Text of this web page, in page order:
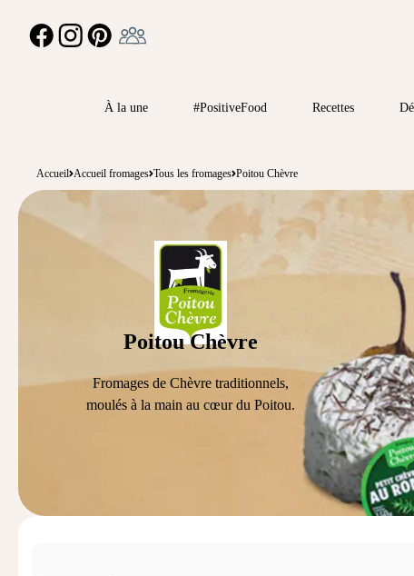
FACEBOOKINSTAGRAMPINTEREST
À la une #PositiveFood Recettes
Accueil Accueil fromages Tous les fromages Poitou Chèvre
Poitou Chèvre
Fromages de Chèvre traditionnels,
moulés à la main au cœur du Poitou.